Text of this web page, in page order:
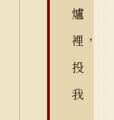
爐
裡，
投
我